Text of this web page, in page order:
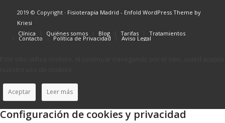
2019 © Copyright · Fisioterapia Madrid - Enfold WordPress Theme by
Kriesi
Clínica
Quiénes somos Blog Tarifas Tratamientos
Contacto Política de Privacidad Aviso Legal
Aceptar Leer más
Configuración de cookies y privacidad